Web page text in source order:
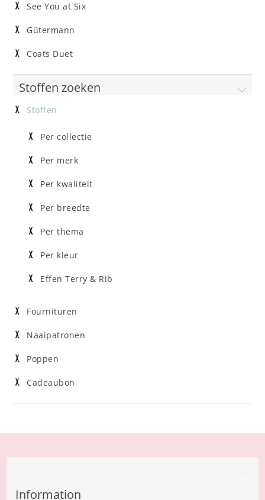
See You at Six
Gütermann
Coats Duet
Stoffen zoeken
Stoffen
Per collectie
Per merk
Per kwaliteit
Per breedte
Per thema
Per kleur
Effen Terry & Rib
Fournituren
Naaipatronen
Poppen
Cadeaubon
Information